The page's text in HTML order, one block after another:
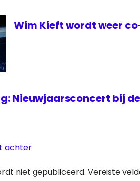
Wim Kieft wordt weer
Nieuwjaarsconcert bij de
achter
niet gepubliceerd. Vereiste